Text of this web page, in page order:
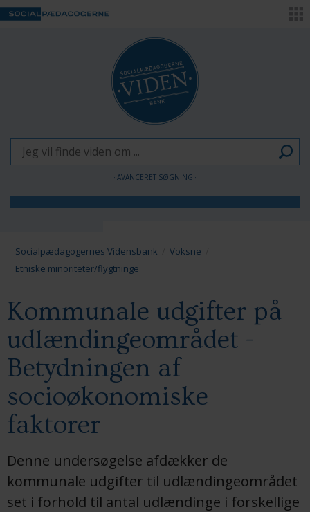
AVANCERET SØGNING
Voksne
Socialpædagogernes Vidensbank
Voksne
Etniske minoriteter/flygtninge
Kommunale udgifter på
udlændingeområdet -
Betydningen af
socioøkonomiske
faktorer
Denne undersøgelse afdækker de
kommunale udgifter til udlændingeområdet
set i forhold til antal udlændinge i forskellige